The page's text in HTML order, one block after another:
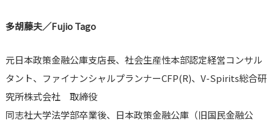
多胡藤夫／Fujio Tago
元日本政策金融公庫支店長、社会生産性本部認定経営コンサル
タント、ファイナンシャルプランナーCFP(R)、V-Spirits総合研
究所株式会社 取締役
同志社大学法学部卒業後、日本政策金融公庫（旧国民金融公